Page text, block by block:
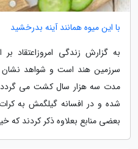
با این میوه همانند آینه بدرخشید
به گزارش زندگی امروزاعتقاد
سرزمین هند است و شواهد
مدت سه هزار سال کشت می
شده و در افسانه گیلگمش به
بعضی منابع بعلاوه ذکر کردند که